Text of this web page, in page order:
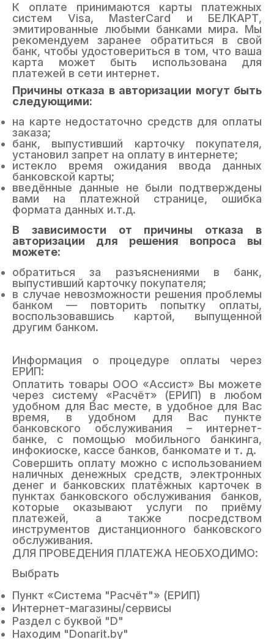
К оплате принимаются карты платежных
систем Visa, MasterCard и БЕЛКАРТ,
эмитированные любыми банками мира. Мы
рекомендуем заранее обратиться в свой
банк, чтобы удостовериться в том, что ваша
карта может быть использована для
платежей в сети интернет.
Причины отказа в авторизации могут быть
следующими:
на карте недостаточно средств для оплаты
заказа;
банк, выпустивший карточку покупателя,
установил запрет на оплату в интернете;
истекло время ожидания ввода данных
банковской карты;
введённые данные не были подтверждены
вами на платежной странице, ошибка
формата данных и.т.д.
В зависимости от причины отказа в
авторизации для решения вопроса вы
можете:
обратиться за разъяснениями в банк,
выпустивший карточку покупателя;
в случае невозможности решения проблемы
банком — повторить попытку оплаты,
воспользовавшись картой, выпущенной
другим банком.
Информация о процедуре оплаты через
ЕРИП:
Оплатить товары ООО «Ассист» Вы можете
через систему «Расчёт» (ЕРИП) в любом
удобном для Вас месте, в удобное для Вас
время, в удобном для Вас пункте
банковского обслуживания – интернет-
банке, с помощью мобильного банкинга,
инфокиоске, кассе банков, банкомате и т. д.
Совершить оплату можно с использованием
наличных денежных средств, электронных
денег и банковских платёжных карточек в
пунктах банковского обслуживания банков,
которые оказывают услуги по приёму
платежей, а также посредством
инструментов дистанционного банковского
обслуживания.
ДЛЯ ПРОВЕДЕНИЯ ПЛАТЕЖА НЕОБХОДИМО:
Выбрать
Пункт «Система "Расчёт"» (ЕРИП)
Интернет-магазины/сервисы
Раздел с буквой "D"
Находим "Donarit.by"